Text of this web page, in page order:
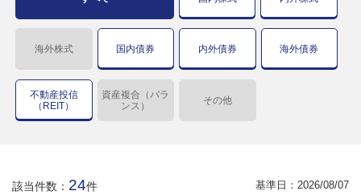
海外株式 国内債券 内外債券 海外債券
不動産投信
（REIT）
資産複合（バラ
ンス）
その他
該当件数： 24件 基準日： 2026/08/07